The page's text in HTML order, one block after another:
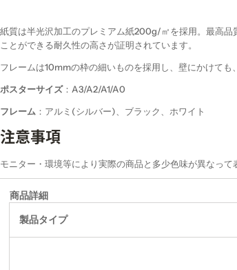
紙質は半光沢加工のプレミアム紙200g/㎡を採用。最高
ことができる耐久性の高さが証明されています。
フレームは10mmの枠の細いものを採用し、壁にかけても
ポスターサイズ：A3/A2/A1/A0
フレーム ：アルミ(シルバー)、ブラック、ホワイト
注意事項
モニター・環境等により実際の商品と多少色味が異なっ
商品詳細
製品タイプ